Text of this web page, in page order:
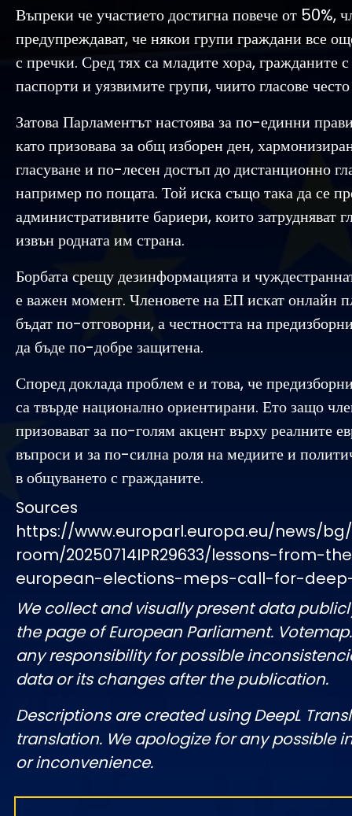
Въпреки че участието достигна повече от 50%,
предупреждават, че някои групи граждани все
с пречки. Сред тях са младите хора, гражданите
паспорти и уязвимите групи, чиито гласове
Затова Парламентът настоява за по-единни
като призовава за общ изборен ден,
гласуване и по-лесен достъп до дистанционно
например по пощата. Той иска също така да се
административните бариери, които затрудняват
извън родната им страна.
Борбата срещу дезинформацията и
е важен момент. Членовете на ЕП искат онлайн
бъдат по-отговорни, а честността на
да бъде по-добре защитена.
Според доклада проблем е и това, че
са твърде национално ориентирани. Ето защо
призовават за по-голям акцент върху реалните
въпроси и за по-силна роля на медиите и
в общуването с гражданите.
Sources
https://www.europarl.europa.eu/news/
room/20250714IPR29633/lessons-from-
european-elections-meps-call-for-
We collect and visually present data
the page of European Parliament.
any responsibility for possible
data or its changes after the publication.
Descriptions are created using DeepL
translation. We apologize for any possible
or inconvenience.